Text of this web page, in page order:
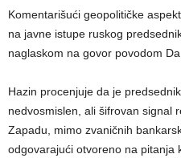
Komentarišući geopolitičke
na javne istupe ruskog
naglaskom na govor povodom
Hazin procenjuje da je
nedvosmislen, ali šifrovan signal
Zapadu, mimo zvaničnih
odgovarajući otvoreno na pitanja